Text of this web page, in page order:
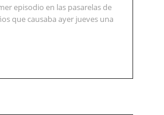
episodio en las pasarelas de
que causaba ayer jueves una